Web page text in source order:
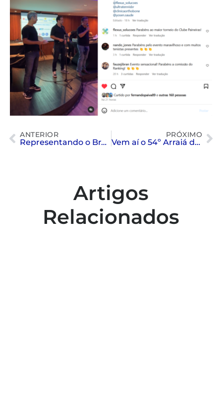
ANTERIOR
Representando o Brasil nas piscinas
PRÓXIMO
Vem aí o 54º Arraiá do Paineiras: relembre fatos históricos do evento
Artigos
Relacionados